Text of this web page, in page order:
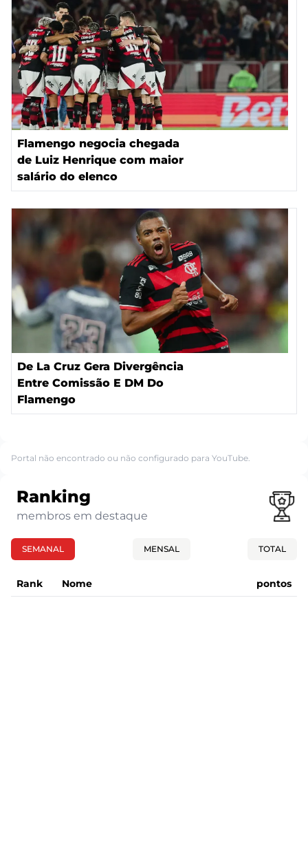
Flamengo negocia chegada
de Luiz Henrique com maior
salário do elenco
De La Cruz Gera Divergência
Entre Comissão E DM Do
Flamengo
Portal não encontrado ou não configurado para YouTube.
Ranking
membros em destaque
SEMANAL MENSAL TOTAL
Rank Nome pontos